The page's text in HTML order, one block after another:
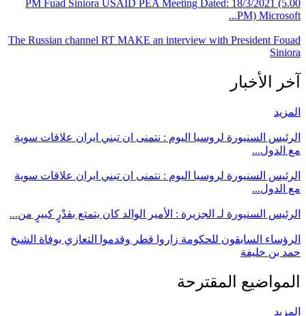
PM Fuad Siniora USAID PEA Meeting Dated: 18/3/2021 (5.00
PM) Microsoft...
The Russian channel RT MAKE an interview with President Fouad
Siniora
آخر الأخبار
المزيد
الرئيس السنيورة لروسيا اليوم : نتمنى ان تبني ايران علاقات سوية
مع الدول...
الرئيس السنيورة لروسيا اليوم : نتمنى ان تبني ايران علاقات سوية
مع الدول...
الرئيس السنيورة لـ الجزيرة : الأمير الوالد كان يتمتع بقدْرٍ كبيرٍ من...
الرؤساء السابقون للحكومة زاروا قطر وقدموا التعازي بوفاة الشيخ
حمد بن خليفة
المواضيع المقترحة
المزيد